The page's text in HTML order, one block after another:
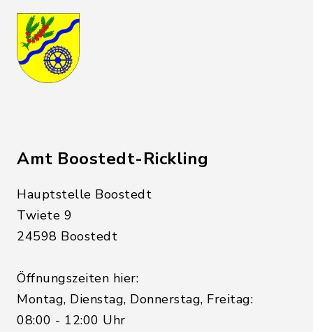
Amt Boostedt-Rickling
Hauptstelle Boostedt
Twiete 9
24598 Boostedt
Öffnungszeiten hier:
Montag, Dienstag, Donnerstag, Freitag:
08:00 - 12:00 Uhr